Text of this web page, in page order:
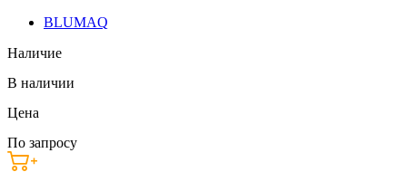
BLUMAQ
Наличие
В наличии
Цена
По запросу